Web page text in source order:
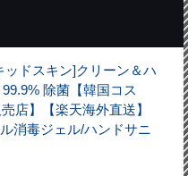
ドスキン]クリーン＆ハ
除菌【韓国コス
店】【楽天海外直送】
消毒ジェル/ハンドサニ